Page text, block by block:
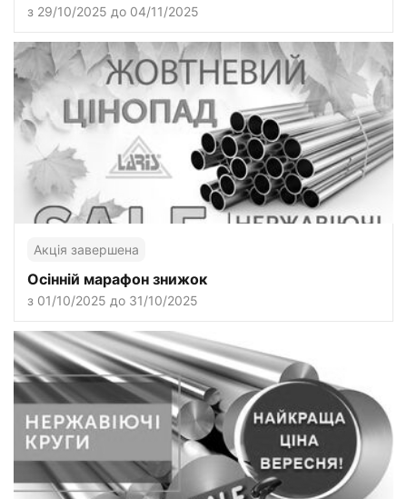
з 29/10/2025 до 04/11/2025
Акція завершена
Осінній марафон знижок
з 01/10/2025 до 31/10/2025